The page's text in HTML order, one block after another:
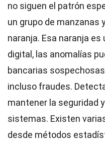
no siguen el patrón
un grupo de manzanas
naranja. Esa naranja es
digital, las anomalías
bancarias
incluso fraudes.
mantener la seguridad
sistemas. Existen
desde métodos